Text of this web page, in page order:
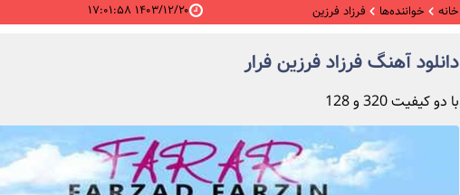
خانه خواننده‌ها فرزاد فرزین ۱۴۰۳/۱۲/۲۰ ۱۷:۰۱:۵۸
دانلود آهنگ فرزاد فرزین فرار
با دو کیفیت 320 و 128